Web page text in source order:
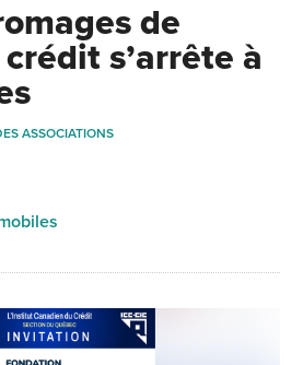
de
s’arrête à
ASSOCIATIONS